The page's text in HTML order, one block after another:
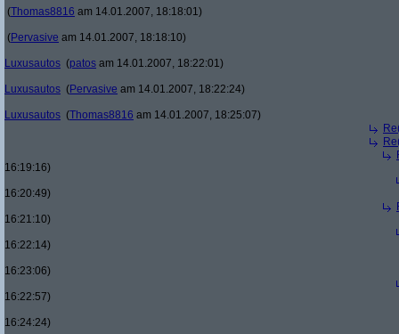
(Thomas8816 am 14.01.2007, 18:18:01)
(Pervasive am 14.01.2007, 18:18:10)
Luxusautos (patos am 14.01.2007, 18:22:01)
Luxusautos (Pervasive am 14.01.2007, 18:22:24)
Luxusautos (Thomas8816 am 14.01.2007, 18:25:07)
16:19:16)
16:20:49)
16:21:10)
16:22:14)
16:23:06)
16:22:57)
16:24:24)